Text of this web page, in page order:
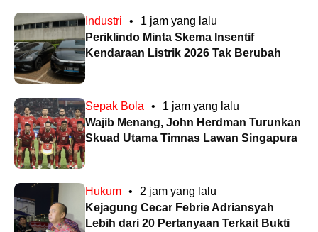
Industri •
1 jam yang lalu
Periklindo Minta Skema Insentif
Kendaraan Listrik 2026 Tak Berubah
Sepak Bola •
1 jam yang lalu
Wajib Menang, John Herdman Turunkan
Skuad Utama Timnas Lawan Singapura
Hukum •
2 jam yang lalu
Kejagung Cecar Febrie Adriansyah
Lebih dari 20 Pertanyaan Terkait Bukti